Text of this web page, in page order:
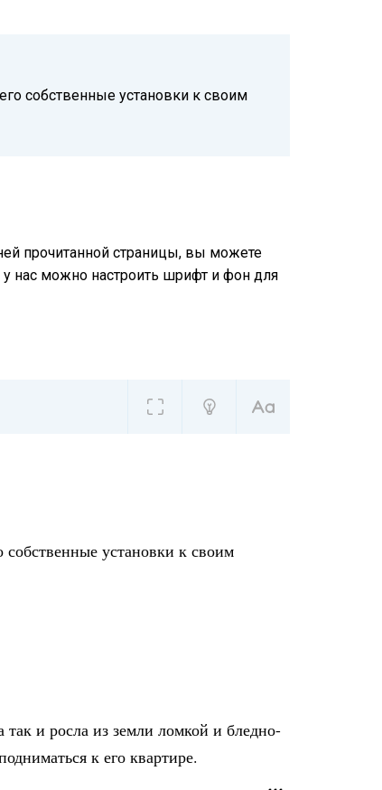
собственные установки к своим
прочитанной страницы, вы можете
у нас можно настроить шрифт и фон для
установки к своим
и росла из земли ломкой и бледно-
к его квартире.